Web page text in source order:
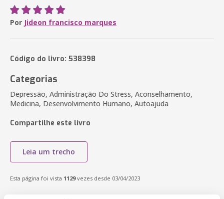
Por Jideon francisco marques
Código do livro: 538398
Categorias
Depressão, Administração Do Stress, Aconselhamento,
Medicina, Desenvolvimento Humano, Autoajuda
Compartilhe este livro
Leia um trecho
Esta página foi vista 1129vezes desde 03/04/2023